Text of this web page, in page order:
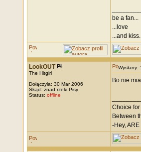
be a fan...
...love
...and
LookOUT
The Hitgirl
Dołączyła: 30 Mar 2006
Skąd: znad rzeki Pisy
Status: offline
Bo nie
Choice
Between
-Hey,